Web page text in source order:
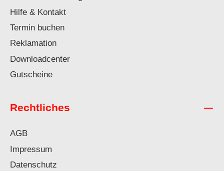
Hilfe & Kontakt
Termin buchen
Reklamation
Downloadcenter
Gutscheine
Rechtliches
AGB
Impressum
Datenschutz